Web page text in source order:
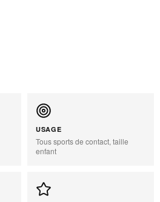
USAGE
Tous sports de contact, taille
enfant